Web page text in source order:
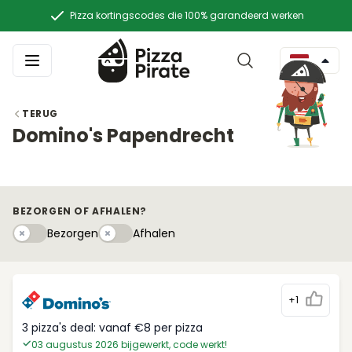
Pizza kortingscodes die 100% garandeerd werken
TERUG
Domino's Papendrecht
BEZORGEN OF AFHALEN?
BezorgenBezorgenAfhalenyAfhalen
+1
3 pizza's deal: vanaf €8 per pizza
03 augustus 2026 bijgewerkt, code werkt!